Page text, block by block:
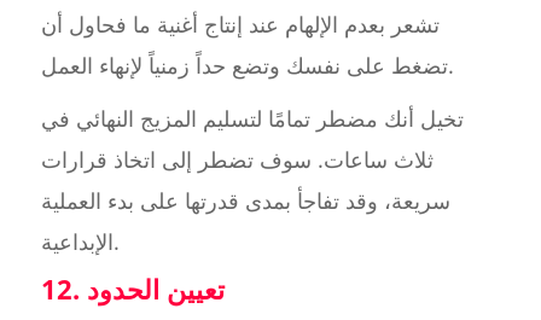
تشعر بعدم الإلهام عند إنتاج أغنية ما فحاول أن
تضغط على نفسك وتضع حداً زمنياً لإنهاء العمل.
تخيل أنك مضطر تمامًا لتسليم المزيج النهائي في
ثلاث ساعات. سوف تضطر إلى اتخاذ قرارات
سريعة، وقد تفاجأ بمدى قدرتها على بدء العملية
الإبداعية.
12. تعيين الحدود